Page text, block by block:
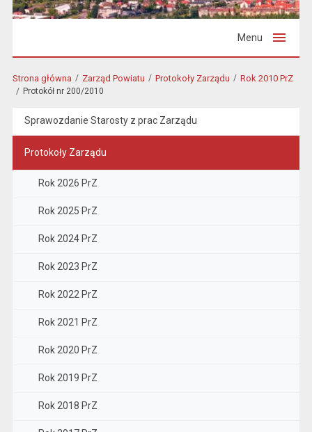
Menu
Strona główna Zarząd Powiatu Protokoły Zarządu Rok 2010 PrZ
Protokół nr 200/2010
Sprawozdanie Starosty z prac Zarządu
Protokoły Zarządu
Rok 2026 PrZ
Rok 2025 PrZ
Rok 2024 PrZ
Rok 2023 PrZ
Rok 2022 PrZ
Rok 2021 PrZ
Rok 2020 PrZ
Rok 2019 PrZ
Rok 2018 PrZ